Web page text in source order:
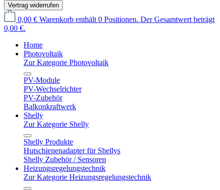
Vertrag widerrufen
0,00 € Warenkorb enthält 0 Positionen. Der Gesamtwert beträgt
0,00 €.
Home
Photovoltaik
Zur Kategorie Photovoltaik
PV-Module
PV-Wechselrichter
PV-Zubehör
Balkonkraftwerk
Shelly
Zur Kategorie Shelly
Shelly Produkte
Hutschienenadapter für Shellys
Shelly Zubehör / Sensoren
Heizungsregelungstechnik
Zur Kategorie Heizungsregelungstechnik